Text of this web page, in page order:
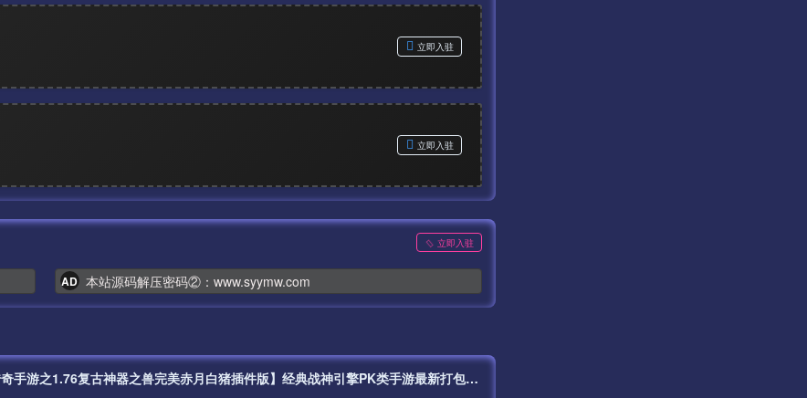
立即入驻
立即入驻
立即入驻
AD 本站源码解压密码②：www.syymw.com
【传奇手游之1.76复古神器之兽完美赤月白猪插件版】经典战神引擎PK类手游最新打包Win服务端源码视频架设教程-新增时装-新增炼体-新增十二生肖-各种新功能-新版GM多功能授权后台-GM用户直冲后台-苹果IOS安卓双端版本！